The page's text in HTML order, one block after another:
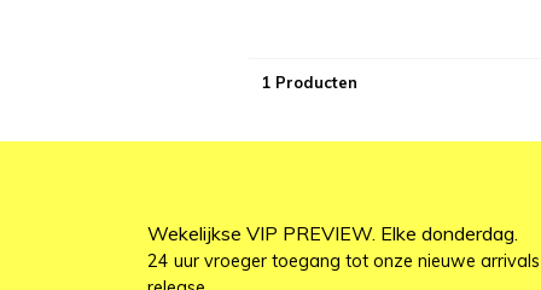
1 Producten
Wekelijkse VIP PREVIEW. Elke donderdag.
24 uur vroeger toegang tot onze nieuwe